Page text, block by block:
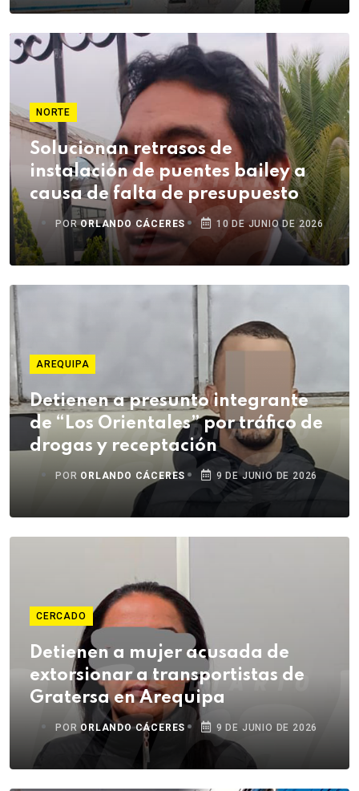
NORTE
Solucionan retrasos de
instalación de puentes bailey a
causa de falta de presupuesto
PORORLANDO CÁCERES 10 DE JUNIO DE 2026
AREQUIPA
Detienen a presunto integrante
de “Los Orientales” por tráfico de
drogas y receptación
POR ORLANDO CÁCERES 9 DE JUNIO DE 2026
CERCADO
Detienen a mujer acusada de
extorsionar a transportistas de
Gratersa en Arequipa
POR ORLANDO CÁCERES 9 DE JUNIO DE 2026